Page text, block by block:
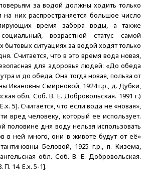
за водой должны ходить только
них распространяется большое число
время забора воды, а также
возрастной статус самой
ситуациях за водой ходят только
Считается, что в это время вода новая,
для здоровья людей: «До обеда
и до обеда. Она тогда новая, польза от
Ивановны Смирновой, 1924 г.р., д. Дубки,
обл. Соб. В. Е. Добровольская. 1991 г.)
5]. Считается, что если вода не «новая»,
вред человеку, который ее использует.
половине дня воду нельзя использовать
в ней много, они в животе будут от её»
Беловой, 1925 г.р., п. Кизема,
обл. Соб. В. Е. Добровольская.
П. 14. Е.х. 5-1].